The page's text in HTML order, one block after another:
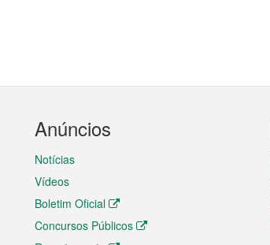
Anúncios
Notícias
Vídeos
Boletim Oficial
Concursos Públicos